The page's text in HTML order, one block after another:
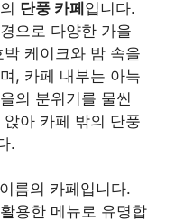
단풍 카페입니다.
으로 다양한 가을
케이크와 밤 속을
, 카페 내부는 아늑
의 분위기를 물씬
아 카페 밖의 단풍
.
름의 카페입니다.
용한 메뉴로 유명합